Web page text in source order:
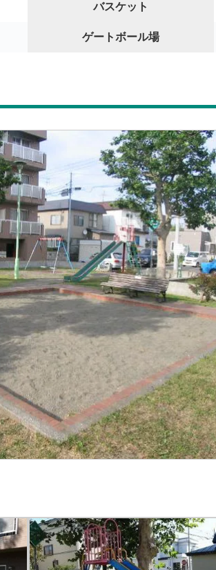
バスケット
ゲートボール場